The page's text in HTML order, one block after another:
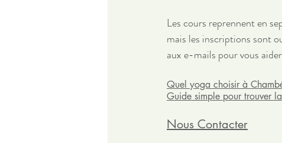
Les cours reprennent en
mais les inscriptions sont
aux e-mails pour vous
Quel yoga choisir à
Guide simple pour trouver
Nous Contacter